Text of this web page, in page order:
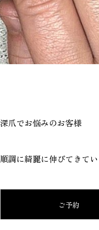
深爪でお悩みのお客様
順調に綺麗に伸びてきて
ご予約